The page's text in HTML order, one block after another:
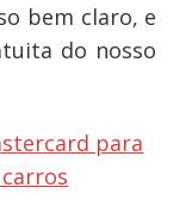
bem claro, e
do nosso
para